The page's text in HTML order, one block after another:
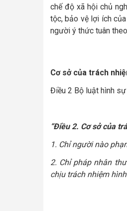
chế độ xã hội chủ
tộc, bảo vệ lợi ích
người ý thức tuân
Cơ sở của trách
Điều 2 Bộ luật hình
“Điều 2. Cơ sở của
1. Chỉ người nào
2. Chỉ pháp nhân
chịu trách nhiệm hình